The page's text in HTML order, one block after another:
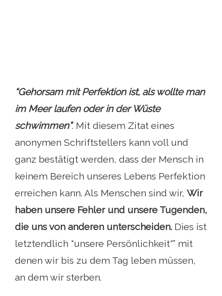
“Gehorsam mit Perfektion ist, als wollte man
im Meer laufen oder in der Wüste
schwimmen”. Mit diesem Zitat eines
anonymen Schriftstellers kann voll und
ganz bestätigt werden, dass der Mensch in
keinem Bereich unseres Lebens Perfektion
erreichen kann. Als Menschen sind wir, Wir
haben unsere Fehler und unsere Tugenden,
die uns von anderen unterscheiden. Dies ist
letztendlich "unsere Persönlichkeit"” mit
denen wir bis zu dem Tag leben müssen,
an dem wir sterben.